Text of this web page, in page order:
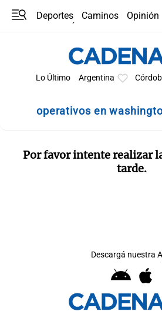
Deportes Caminos
Opinión
Lo Último Argentina
operativos en
Por favor intente realizar
tarde.
Descargá nuestra